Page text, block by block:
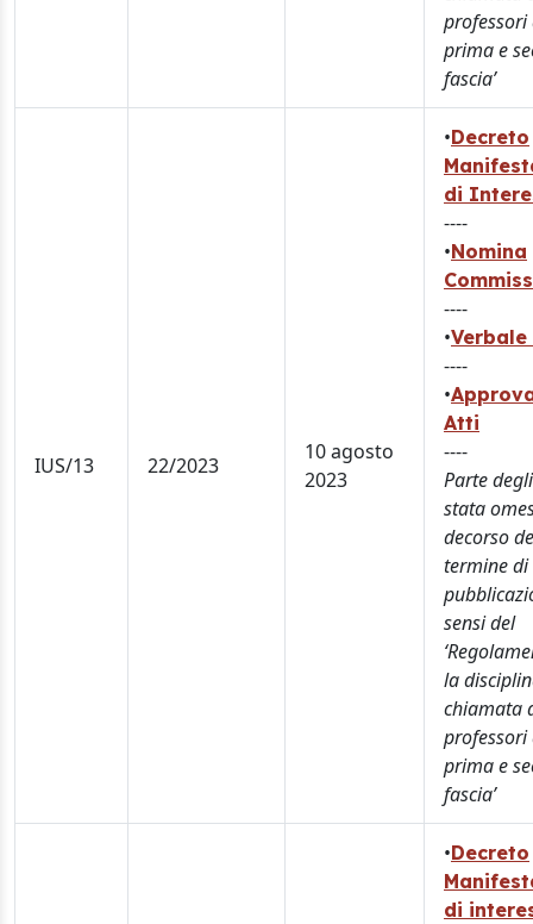
professori
prima e
fascia’
IUS/13 22/2023
10 agosto
2023
•Decreto
di
----
•Nomina
----
•Verbale
----
•
Atti
----
Parte
stata
decorso
termine di
sensi del
la
chiamata
professori
prima e
fascia’
•Decreto
di